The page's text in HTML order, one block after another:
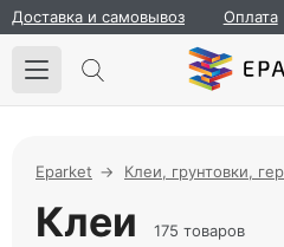
Доставка и самовывоз Оплата
Eparket Клеи, грунтовки,
Клеи 175 товаров